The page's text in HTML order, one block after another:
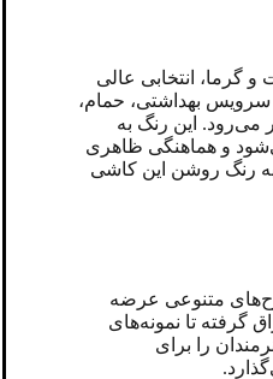
گرما، انتخابی عالی
سرویس بهداشتی، حمام،
می‌رود. این رنگ به
و هماهنگی ظاهری
به رنگ روشن این کاشی
متنوعی عرضه
گرفته تا نمونه‌های
را برای